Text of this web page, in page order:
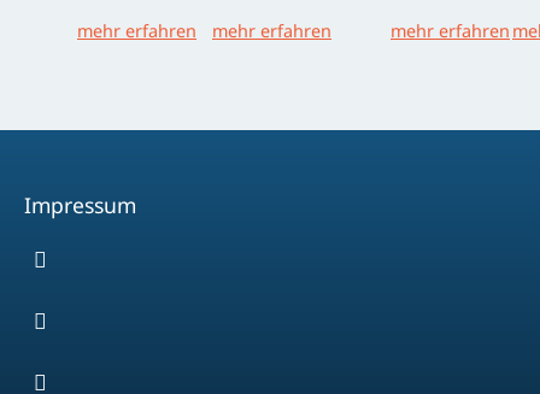
mehr erfahren mehr erfahren
mehr erfahren
Impressum